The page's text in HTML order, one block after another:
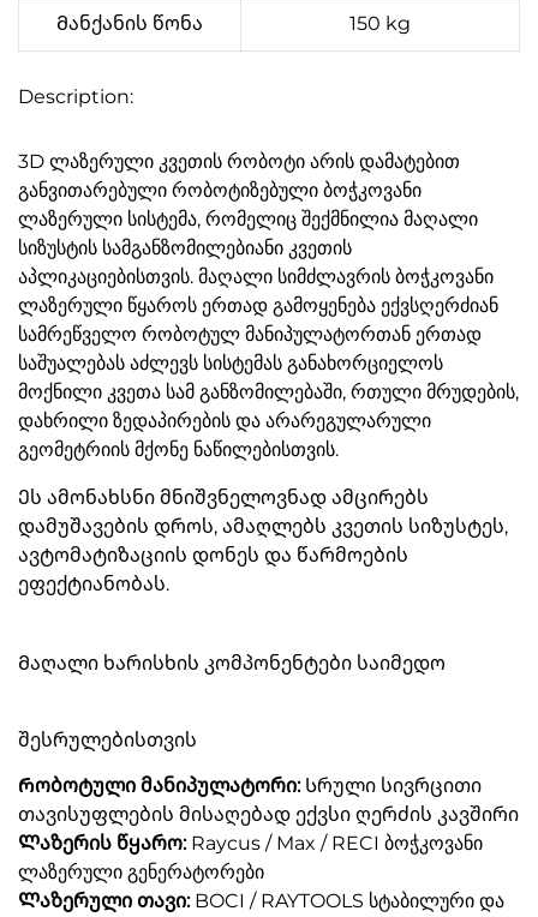
Მანქანის წონა 150 kg
Description:
3D ლაზერული კვეთის რობოტი არის დამატებით
განვითარებული რობოტიზებული ბოჭკოვანი
ლაზერული სისტემა, რომელიც შექმნილია მაღალი
სიზუსტის სამგანზომილებიანი კვეთის
აპლიკაციებისთვის. მაღალი სიმძლავრის ბოჭკოვანი
ლაზერული წყაროს ერთად გამოყენება ექვსღერძიან
სამრეწველო რობოტულ მანიპულატორთან ერთად
საშუალებას აძლევს სისტემას განახორციელოს
მოქნილი კვეთა სამ განზომილებაში, რთული მრუდების,
დახრილი ზედაპირების და არარეგულარული
გეომეტრიის მქონე ნაწილებისთვის.
Ეს ამონახსნი მნიშვნელოვნად ამცირებს
დამუშავების დროს, ამაღლებს კვეთის სიზუსტეს,
ავტომატიზაციის დონეს და წარმოების
ეფექტიანობას.
Მაღალი ხარისხის კომპონენტები საიმედო
შესრულებისთვის
Რობოტული მანიპულატორი: Სრული სივრცითი
თავისუფლების მისაღებად ექვსი ღერძის კავშირი
Ლაზერის წყარო: Raycus / Max / RECI ბოჭკოვანი
ლაზერული გენერატორები
Ლაზერული თავი: BOCI / RAYTOOLS სტაბილური და